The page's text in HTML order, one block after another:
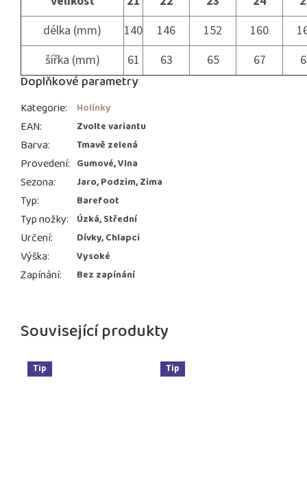
Související produkty
Tip Tip
délka (mm)
140 146 152 160
šířka (mm)
61 63 65 67
Doplňkové parametry
Kategorie: Holínky
EAN: Zvolte variantu
Barva: Tmavě zelená
Provedení: Gumové, Vlna
Sezona: Jaro, Podzim, Zima
Typ: Barefoot
Typ nožky: Úzká, Střední
Určení: Dívky, Chlapci
Výška: Vysoké
Zapínání: Bez zapínání